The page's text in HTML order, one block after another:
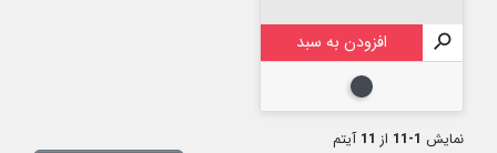

افزودن به سبد
مشکی
نمایش 1-11 از 11 آیتم